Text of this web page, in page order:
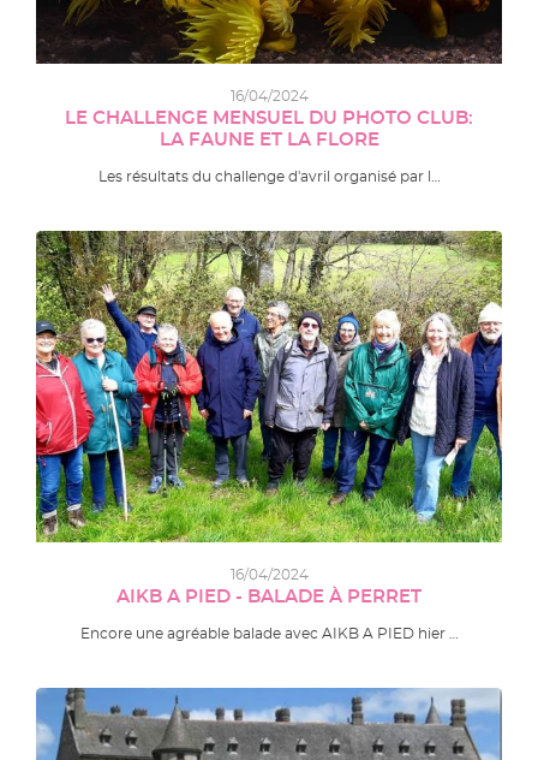
16/04/2024
LE CHALLENGE MENSUEL DU PHOTO CLUB:
LA FAUNE ET LA FLORE
Les résultats du challenge d'avril organisé par l…
16/04/2024
AIKB A PIED - BALADE À PERRET
Encore une agréable balade avec AIKB A PIED hier …